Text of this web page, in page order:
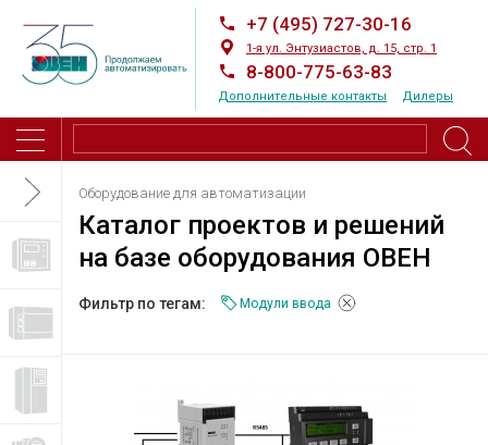
+7 (495) 727-30-16
1-я ул. Энтузиастов, д. 15, стр. 1
8-800-775-63-83
Дополнительные контакты Дилеры
Оборудование для автоматизации
Каталог проектов и решений
на базе оборудования ОВЕН
Фильтр по тегам: Модули ввода